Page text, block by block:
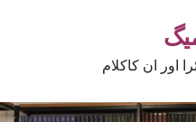
اور ان کاکلام